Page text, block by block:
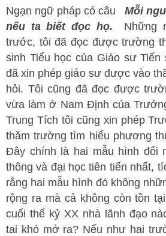
Ngạn ngữ pháp có câu
Mỗi
nếu ta biết đọc họ.
Những
trước, tôi đã đọc được trường
sinh Tiểu học của Giáo sư
đã xin phép giáo sư được vào
hỏi. Tôi cũng đã đọc được
vừa làm ở Nam Định của
Trung Tích tôi cũng xin phép
thăm trường tìm hiểu phương
Đây chính là hai mẫu hình đổi
thông và đại học tiên tiến nhất,
rằng hai mẫu hình đó không
rộng ra mà cả không còn tồn
cuối thế kỷ XX nhà lãnh đạo
tai khó mở ra? Nếu như hai